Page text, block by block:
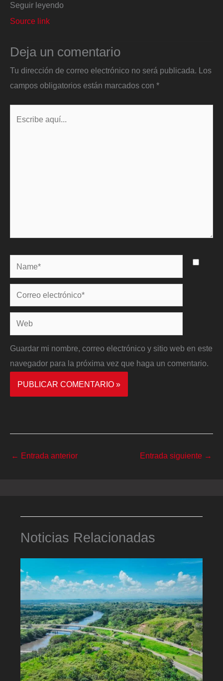
Seguir leyendo
Source link
Deja un comentario
Tu dirección de correo electrónico no será publicada. Los
campos obligatorios están marcados con *
Name*
Correo
electrónico*
Web
Guardar mi nombre, correo electrónico y sitio web en este
navegador para la próxima vez que haga un comentario.
← Entrada anterior Entrada siguiente →
Noticias Relacionadas